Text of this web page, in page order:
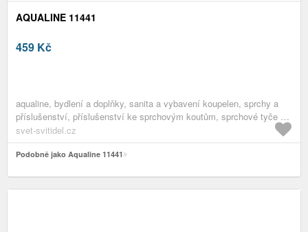
AQUALINE 11441
459 Kč
aqualine, bydlení a doplňky, sanita a vybavení koupelen, sprchy a
příslušenství, příslušenství ke sprchovým koutům, sprchové tyče a
ramena
svet-svitidel.cz
Podobně jako Aqualine 11441